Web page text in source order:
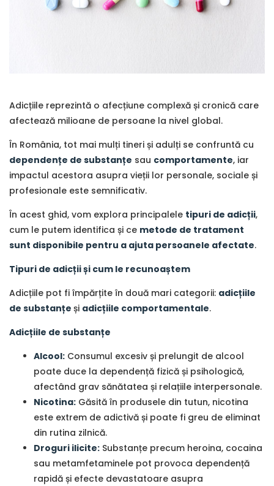
Adicțiile reprezintă o afecțiune complexă și cronică care
afectează milioane de persoane la nivel global.
În România, tot mai mulți tineri și adulți se confruntă cu
dependențe de substanțe sau comportamente, iar
impactul acestora asupra vieții lor personale, sociale și
profesionale este semnificativ.
În acest ghid, vom explora principalele tipuri de adicții,
cum le putem identifica și ce metode de tratament
sunt disponibile pentru a ajuta persoanele afectate.
Tipuri de adicții și cum le recunoaștem
Adicțiile pot fi împărțite în două mari categorii: adicțiile
de substanțe și adicțiile comportamentale.
Adicțiile de substanțe
Alcool: Consumul excesiv și prelungit de alcool
poate duce la dependență fizică și psihologică,
afectând grav sănătatea și relațiile interpersonale.
Nicotina: Găsită în produsele din tutun, nicotina
este extrem de adictivă și poate fi greu de eliminat
din rutina zilnică.
Droguri ilicite: Substanțe precum heroina, cocaina
sau metamfetaminele pot provoca dependență
rapidă și efecte devastatoare asupra